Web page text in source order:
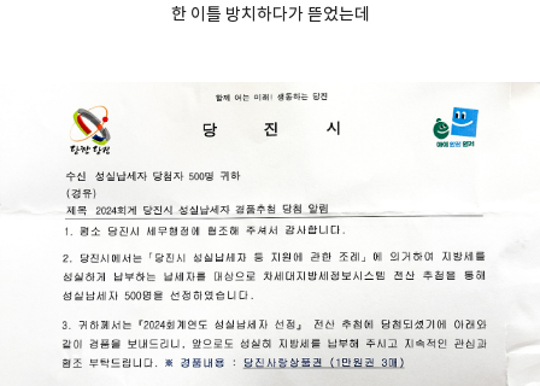
한 이틀 방치하다가 뜯었는데